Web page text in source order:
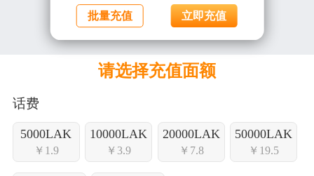
批量充值 立即充值
请选择充值面额
话费
5000LAK
￥1.9
10000LAK
￥3.9
20000LAK
￥7.8
50000LAK
￥19.5